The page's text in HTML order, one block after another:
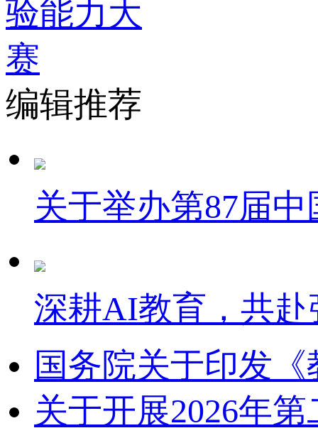
编辑推荐
关于举办第87届
深耕AI教育，共
国务院关于印发
关于开展2026年